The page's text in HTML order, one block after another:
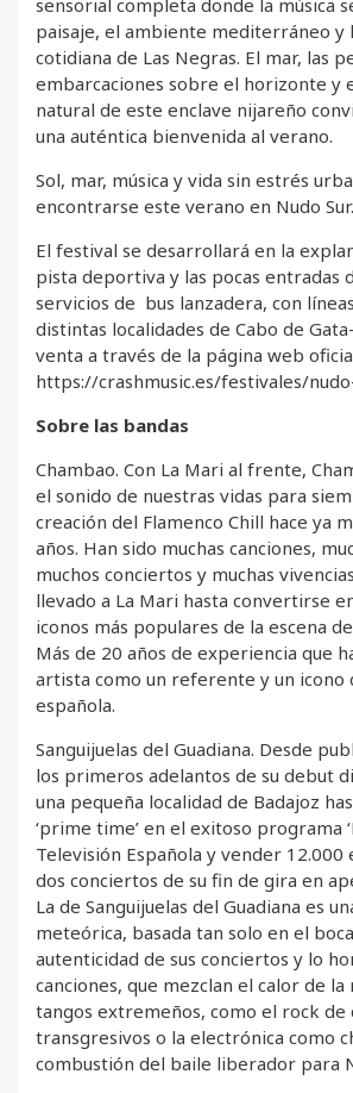
paisaje, el ambiente mediterráneo y
cotidiana de Las Negras. El mar, las
embarcaciones sobre el horizonte y
natural de este enclave nijareño
una auténtica bienvenida al verano.
Sol, mar, música y vida sin estrés
encontrarse este verano en Nudo Sur.
El festival se desarrollará en la
pista deportiva y las pocas entradas
servicios de bus lanzadera, con
distintas localidades de Cabo de
venta a través de la página web
https://crashmusic.es/festivales/
Sobre las bandas
Chambao. Con La Mari al frente,
el sonido de nuestras vidas para
creación del Flamenco Chill hace ya
años. Han sido muchas canciones,
muchos conciertos y muchas
llevado a La Mari hasta convertirse
iconos más populares de la escena
Más de 20 años de experiencia que
artista como un referente y un icono
española.
Sanguijuelas del Guadiana. Desde
los primeros adelantos de su debut
una pequeña localidad de Badajoz
‘prime time’ en el exitoso programa
Televisión Española y vender 12.000
dos conciertos de su fin de gira en
La de Sanguijuelas del Guadiana es
meteórica, basada tan solo en el
autenticidad de sus conciertos y lo
canciones, que mezclan el calor de
tangos extremeños, como el rock de
transgresivos o la electrónica como
combustión del baile liberador para